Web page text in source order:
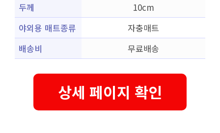
두께
10cm
야외용 매트종류
자충매트
배송비
무료배송
상세 페이지 확인